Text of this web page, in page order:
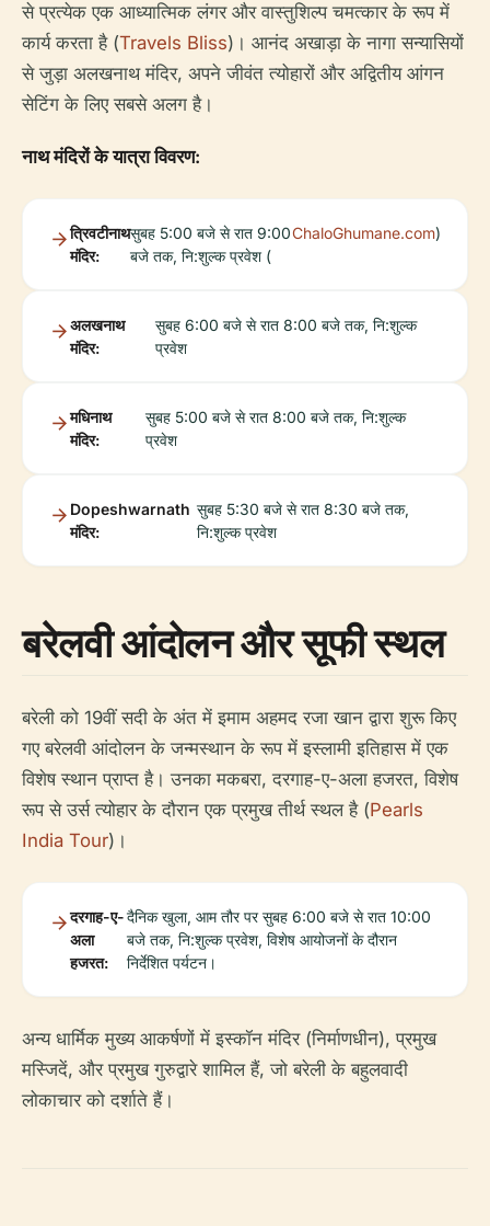
से प्रत्येक एक आध्यात्मिक लंगर और वास्तुशिल्प चमत्कार के रूप में
कार्य करता है (Travels Bliss)। आनंद अखाड़ा के नागा सन्यासियों
से जुड़ा अलखनाथ मंदिर, अपने जीवंत त्योहारों और अद्वितीय आंगन
सेटिंग के लिए सबसे अलग है।
नाथ मंदिरों के यात्रा विवरण:
त्रिवटीनाथ
मंदिर:
सुबह 5:00 बजे से रात 9:00
बजे तक, नि:शुल्क प्रवेश (
ChaloGhumane.com)
अलखनाथ
मंदिर:
सुबह 6:00 बजे से रात 8:00 बजे तक, नि:शुल्क
प्रवेश
मधिनाथ
मंदिर:
सुबह 5:00 बजे से रात 8:00 बजे तक, नि:शुल्क
प्रवेश
Dopeshwarnath
मंदिर:
सुबह 5:30 बजे से रात 8:30 बजे तक,
नि:शुल्क प्रवेश
बरेलवी आंदोलन और सूफी स्थल
बरेली को 19वीं सदी के अंत में इमाम अहमद रजा खान द्वारा शुरू किए
गए बरेलवी आंदोलन के जन्मस्थान के रूप में इस्लामी इतिहास में एक
विशेष स्थान प्राप्त है। उनका मकबरा, दरगाह-ए-अला हजरत, विशेष
रूप से उर्स त्योहार के दौरान एक प्रमुख तीर्थ स्थल है (Pearls
India Tour)।
दरगाह-ए-
अला
हजरत:
दैनिक खुला, आम तौर पर सुबह 6:00 बजे से रात 10:00
बजे तक, नि:शुल्क प्रवेश, विशेष आयोजनों के दौरान
निर्देशित पर्यटन।
अन्य धार्मिक मुख्य आकर्षणों में इस्कॉन मंदिर (निर्माणधीन), प्रमुख
मस्जिदें, और प्रमुख गुरुद्वारे शामिल हैं, जो बरेली के बहुलवादी
लोकाचार को दर्शाते हैं।